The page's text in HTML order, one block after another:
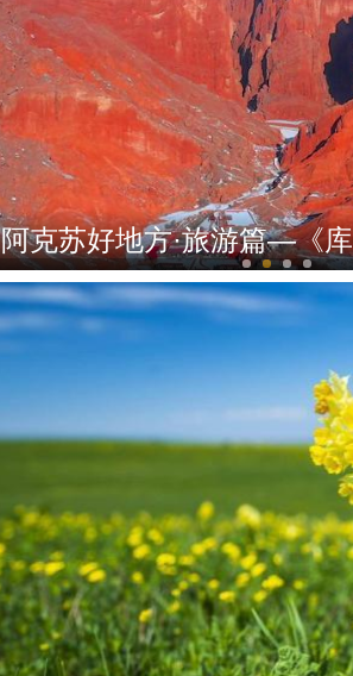
阿克苏好地方·旅游篇—《